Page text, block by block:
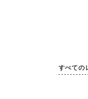
すべての